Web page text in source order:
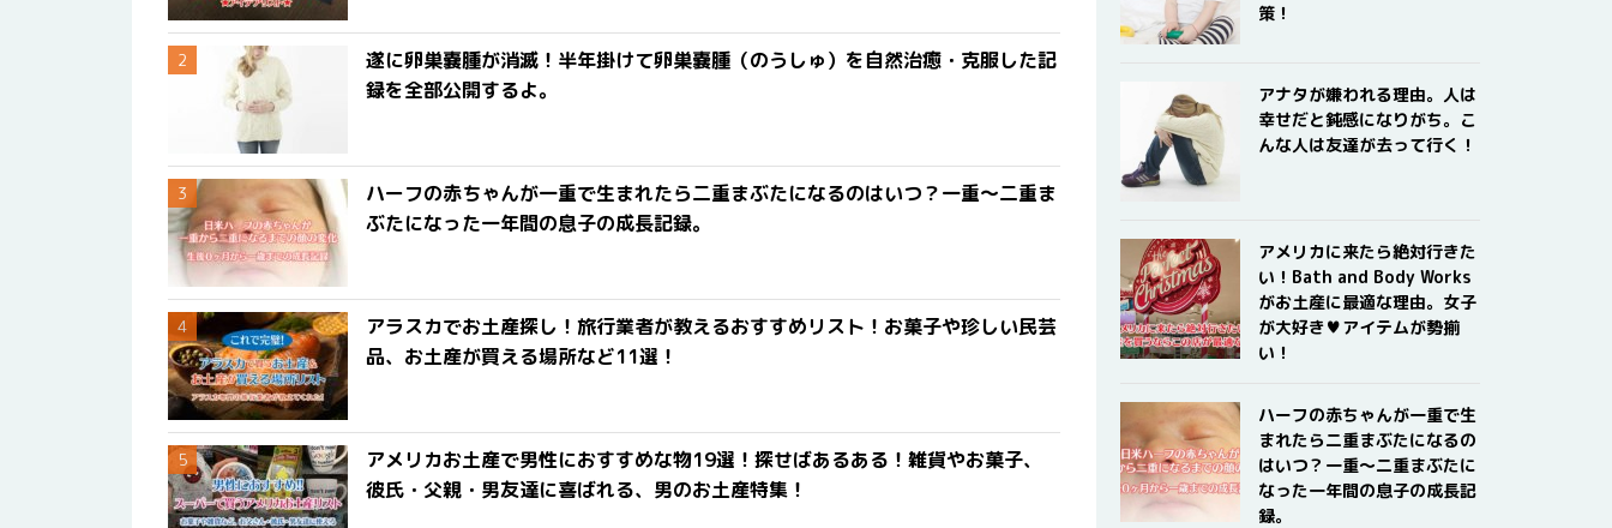
遂に卵巣嚢腫が消滅！半年掛けて卵巣嚢腫（のうしゅ）を自然治癒・克服した記
録を全部公開するよ。
ハーフの赤ちゃんが一重で生まれたら二重まぶたになるのはいつ？一重〜二重ま
ぶたになった一年間の息子の成長記録。
アラスカでお土産探し！旅行業者が教えるおすすめリスト！お菓子や珍しい民芸
品、お土産が買える場所など11選！
アメリカお土産で男性におすすめな物19選！探せばあるある！雑貨やお菓子、
彼氏・父親・男友達に喜ばれる、男のお土産特集！
策！
アナタが嫌われる理由。人は
幸せだと鈍感になりがち。こ
んな人は友達が去って行く！
アメリカに来たら絶対行きた
い！Bath and Body Works
がお土産に最適な理由。女子
が大好き♥アイテムが勢揃
い！
ハーフの赤ちゃんが一重で生
まれたら二重まぶたになるの
はいつ？一重〜二重まぶたに
なった一年間の息子の成長記
録。